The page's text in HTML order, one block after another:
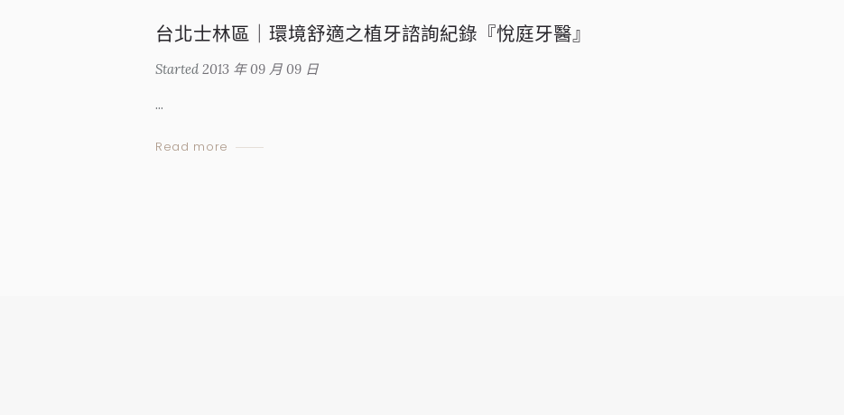
台北士林區｜環境舒適之植牙諮詢紀錄『悅庭牙醫』
Started 2013 年 09 月 09 日
...
Read more